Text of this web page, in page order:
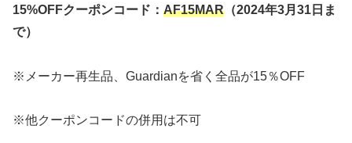
15%OFFクーポンコード： AF15MAR （2024年3月31日ま
で）
※メーカー再生品、Guardianを省く全品が15％OFF
※他クーポンコードの併用は不可